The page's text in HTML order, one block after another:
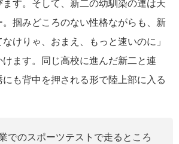
ます。そして、新二の幼馴染の連は天
掴みどころのない性格ながらも、新
けりゃ、おまえ、もっと速いのに」
けます。同じ高校に進んだ新二と連
も背中を押される形で陸上部に入る
でのスポーツテストで走るところ